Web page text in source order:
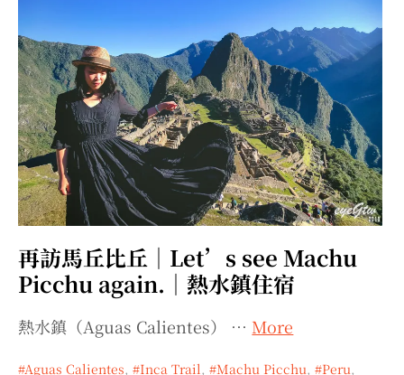
再訪馬丘比丘｜Let’s see Machu
Picchu again.｜熱水鎮住宿
熱水鎮（Aguas Calientes） … More
Aguas Calientes, Inca Trail, Machu Picchu, Peru,